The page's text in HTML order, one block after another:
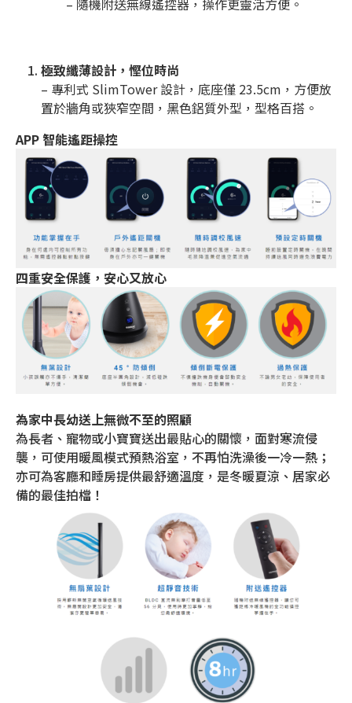
– 隨機附送無線遙控器，操作更靈活方便。
極致纖薄設計，慳位時尚
– 專利式 SlimTower 設計，底座僅 23.5cm，方便放
置於牆角或狹窄空間，黑色鋁質外型，型格百搭。
APP 智能遙距操控
四重安全保護，安心又放心
為家中長幼送上無微不至的照顧
為長者、寵物或小寶寶送出最貼心的關懷，面對寒流侵
襲，可使用暖風模式預熱浴室，不再怕洗澡後一冷一熱；
亦可為客廳和睡房提供最舒適溫度，是冬暖夏涼、居家必
備的最佳拍檔！